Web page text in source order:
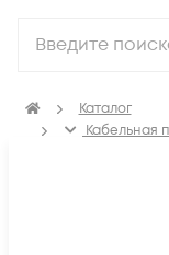
Каталог
Кабельная